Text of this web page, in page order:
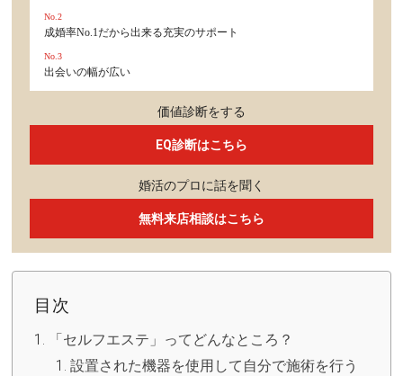
No.2
成婚率No.1だから出来る充実のサポート
No.3
出会いの幅が広い
価値診断をする
EQ診断はこちら
婚活のプロに話を聞く
無料来店相談はこちら
目次
「セルフエステ」ってどんなところ？
設置された機器を使用して自分で施術を行う